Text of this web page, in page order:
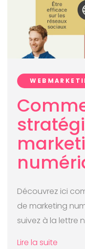
Découvrez ici
de marketing
suivez à la lettre
Lire la suite